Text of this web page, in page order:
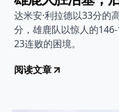
达米安·利拉德以33分的
分，雄鹿队以惊人的
23连败的困境。
阅读文章